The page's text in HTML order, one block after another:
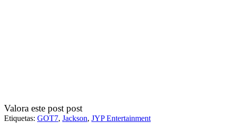
Valora este post post
Etiquetas: GOT7, Jackson, JYP Entertainment